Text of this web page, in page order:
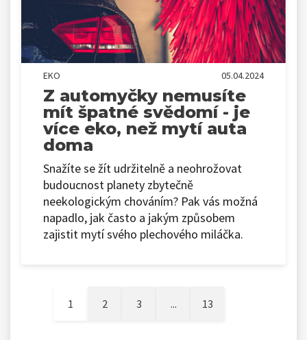
EKO 05.04.2024
Z automyčky nemusíte
mít špatné svědomí - je
více eko, než mytí auta
doma
Snažíte se žít udržitelně a neohrožovat
budoucnost planety zbytečně
neekologickým chováním? Pak vás možná
napadlo, jak často a jakým způsobem
zajistit mytí svého plechového miláčka.
1 2 3 ... 13